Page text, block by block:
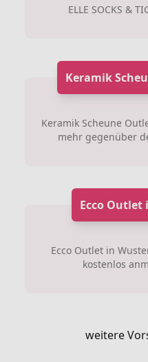
ELLE SOCKS &
Keramik
Keramik Scheune
mehr gegenüber
Ecco
Ecco Outlet in
kostenlos
weitere